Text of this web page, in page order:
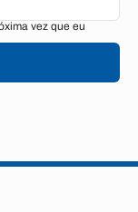
vez que eu